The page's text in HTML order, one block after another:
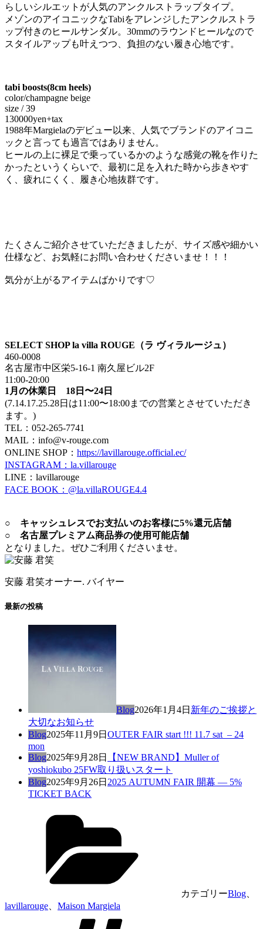
らしいシルエットが人気のアンクルストラップタイプ。
メゾンのアイコニックなTabiをアレンジしたアンクルストラ
ップ付きのヒールサンダル。30mmのラウンドヒールなので
スタイルアップも叶えつつ、負担のない履き心地です。
tabi boosts(8cm heels)
color/champagne beige
size / 39
130000yen+tax
1988年Margielaのデビュー以来、人気でブランドのアイコニ
ックと言っても過言ではありません。
ヒールの上に裸足で乗っているかのような感覚の靴を作りた
かったというくらいで、最初に足を入れた時から歩きやす
く、疲れにくく、履き心地抜群です。
たくさんご紹介させていただきましたが、サイズ感や細かい
仕様など、お気軽にお問い合わせくださいませ！！！
気分が上がるアイテムばかりです♡
SELECT SHOP la villa ROUGE（ラ ヴィラルージュ）
460-0008
名古屋市中区栄5-16-1 南久屋ビル2F
11:00-20:00
1月の休業日 18日〜24日
(7.14.17.25.28日は11:00〜18:00までの営業とさせていただき
ます。)
TEL：052-265-7741
MAIL：info@v-rouge.com
ONLINE SHOP： https://lavillarouge.official.ec/
INSTAGRAM：la.villarouge
LINE：lavillarouge
FACE BOOK：@la.villaROUGE4.4
○ キャッシュレスでお支払いのお客様に5%還元店舗
○ 名古屋プレミアム商品券の使用可能店舗
となりました。ぜひご利用くださいませ。
安藤 君笑オーナー. バイヤー
最新の投稿
Blog2026年1月4日 新年のご挨拶と
大切なお知らせ
Blog2025年11月9日 OUTER FAIR start !!! 11.7 sat – 24
mon
Blog2025年9月28日
【NEW BRAND】Muller of
yoshiokubo 25FW取り扱いスタート
Blog2025年9月26日 2025 AUTUMN FAIR 開幕 — 5%
TICKET BACK
カテゴリーBlog
lavillarouge
Maison Margiela